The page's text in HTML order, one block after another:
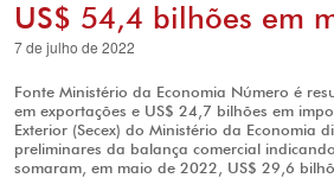
US$ 54,4 bilhões em
7 de julho de 2022
Fonte Ministério da Economia Número é
em exportações e US$ 24,7 bilhões em
Exterior (Secex) do Ministério da Economia
preliminares da balança comercial
somaram, em maio de 2022, US$ 29,6